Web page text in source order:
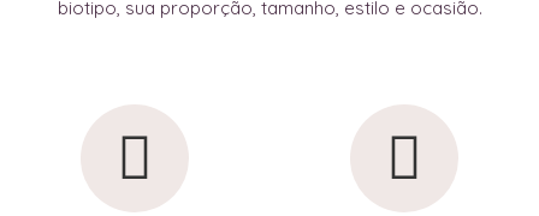
biotipo, sua proporção, tamanho, estilo e ocasião.